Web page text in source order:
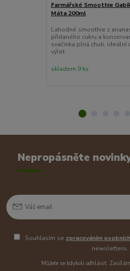
Farmářské Smoothie
Máta 200ml
Lahodné smoothie z
přidaného cukru a
svačinka plná chuti, ideální
výlet.
skladem 9 ks
Nepropásněte
Souhlasím se zpracováním
newsletteru.
Můžete se kdykoli odhlásit.